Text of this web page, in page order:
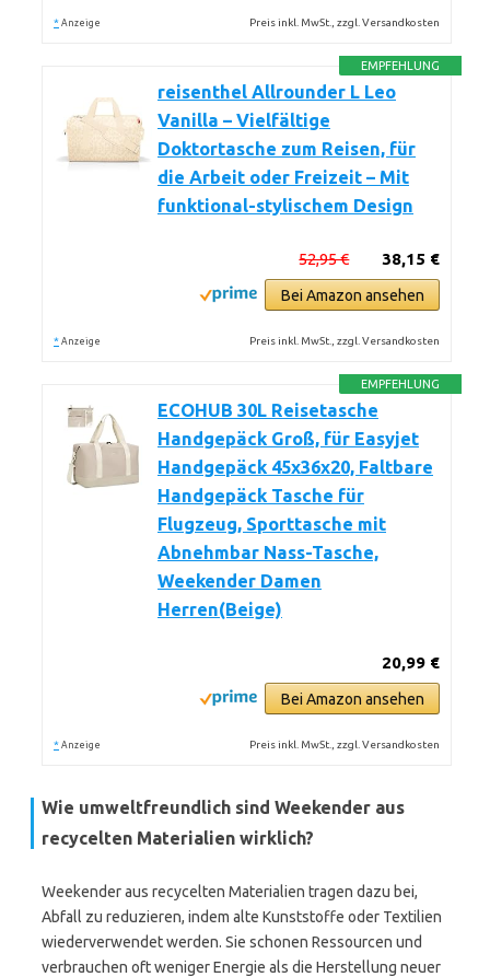
* Anzeige Preis inkl. MwSt., zzgl. Versandkosten
EMPFEHLUNG
reisenthel Allrounder L Leo
Vanilla – Vielfältige
Doktortasche zum Reisen, für
die Arbeit oder Freizeit – Mit
funktional-stylischem Design
38,15 €
52,95 €
Bei Amazon ansehen
* Anzeige Preis inkl. MwSt., zzgl. Versandkosten
EMPFEHLUNG
ECOHUB 30L Reisetasche
Handgepäck Groß, für Easyjet
Handgepäck 45x36x20, Faltbare
Handgepäck Tasche für
Flugzeug, Sporttasche mit
Abnehmbar Nass-Tasche,
Weekender Damen
Herren(Beige)
20,99 €
Bei Amazon ansehen
* Anzeige Preis inkl. MwSt., zzgl. Versandkosten
Wie umweltfreundlich sind Weekender aus
recycelten Materialien wirklich?
Weekender aus recycelten Materialien tragen dazu bei,
Abfall zu reduzieren, indem alte Kunststoffe oder Textilien
wiederverwendet werden. Sie schonen Ressourcen und
verbrauchen oft weniger Energie als die Herstellung neuer